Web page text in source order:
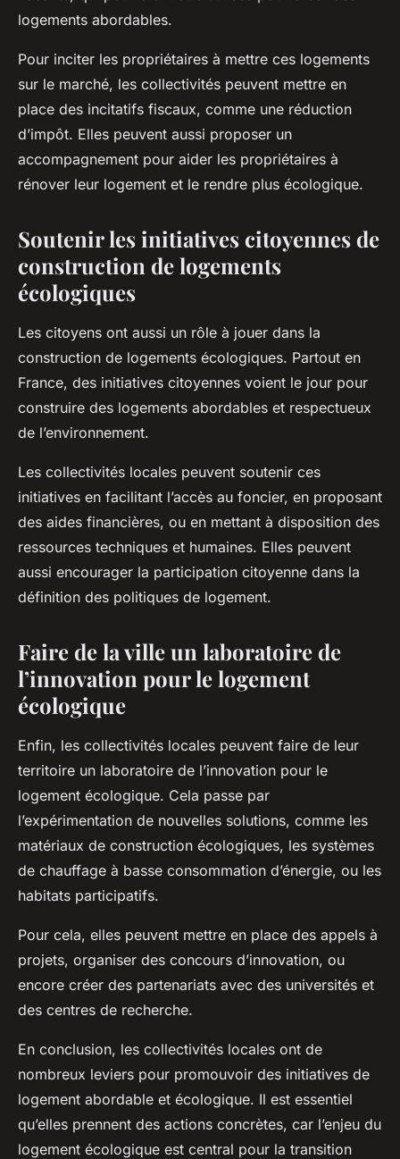
logements abordables.
Pour inciter les propriétaires à mettre ces logements
sur le marché, les collectivités peuvent mettre en
place des incitatifs fiscaux, comme une réduction
d’impôt. Elles peuvent aussi proposer un
accompagnement pour aider les propriétaires à
rénover leur logement et le rendre plus écologique.
Soutenir les initiatives citoyennes de
construction de logements
écologiques
Les citoyens ont aussi un rôle à jouer dans la
construction de logements écologiques. Partout en
France, des initiatives citoyennes voient le jour pour
construire des logements abordables et respectueux
de l’environnement.
Les collectivités locales peuvent soutenir ces
initiatives en facilitant l’accès au foncier, en proposant
des aides financières, ou en mettant à disposition des
ressources techniques et humaines. Elles peuvent
aussi encourager la participation citoyenne dans la
définition des politiques de logement.
Faire de la ville un laboratoire de
l’innovation pour le logement
écologique
Enfin, les collectivités locales peuvent faire de leur
territoire un laboratoire de l’innovation pour le
logement écologique. Cela passe par
l’expérimentation de nouvelles solutions, comme les
matériaux de construction écologiques, les systèmes
de chauffage à basse consommation d’énergie, ou les
habitats participatifs.
Pour cela, elles peuvent mettre en place des appels à
projets, organiser des concours d’innovation, ou
encore créer des partenariats avec des universités et
des centres de recherche.
En conclusion, les collectivités locales ont de
nombreux leviers pour promouvoir des initiatives de
logement abordable et écologique. Il est essentiel
qu’elles prennent des actions concrètes, car l’enjeu du
logement écologique est central pour la transition